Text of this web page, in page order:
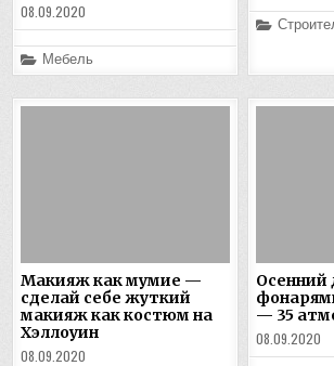
08.09.2020
Posted
in
Мебель
Posted
Макияж как мумие —
сделай себе жуткий
макияж как костюм на
Хэллоуин
08.09.2020
Осенний
— 35
08.09.2020